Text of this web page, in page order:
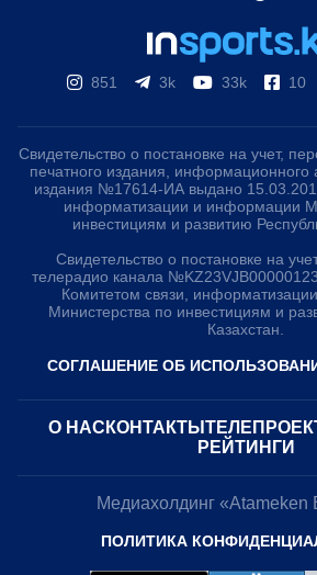
851 3k 33k 10
Свидетельство о постановке на учет,
печатного издания, информационного
издания №17614-ИА выдано
информатизации и информации
инвестициям и развитию
Свидетельство о постановке на
телерадио канала
Комитетом связи,
Министерства по инвестициям и
Казахстан.
СОГЛАШЕНИЕ ОБ
О НАС КОНТАКТЫ
РЕЙТИНГИ
Медиахолдинг «Atameken
ПОЛИТИКА